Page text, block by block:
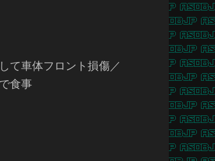
て車体フロント損傷／
食事